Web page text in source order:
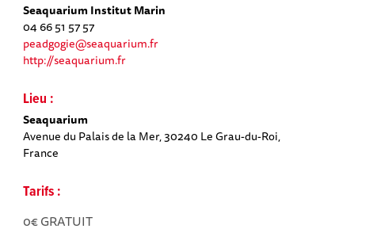
Seaquarium Institut Marin
04 66 51 57 57
peadgogie@seaquarium.fr
http://seaquarium.fr
Lieu :
Seaquarium
Avenue du Palais de la Mer, 30240 Le Grau-du-Roi,
France
Tarifs :
0€ GRATUIT